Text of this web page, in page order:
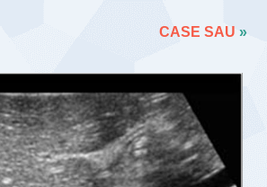
CASE SAU »